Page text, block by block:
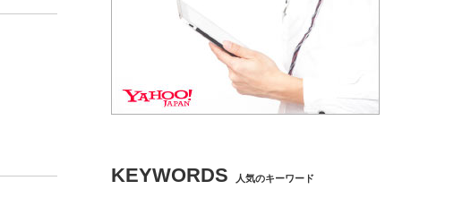
KEYWORDS 人気のキーワード